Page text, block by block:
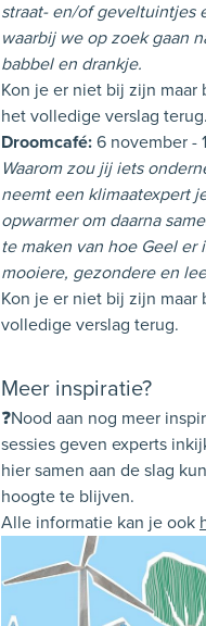
straat- en/of geveltuintjes
waarbij we op zoek gaan
babbel en drankje.
Kon je er niet bij zijn
het volledige verslag terug.
Droomcafé: 6 november -
Waarom zou jij iets
neemt een klimaatexpert
opwarmer om daarna
te maken van hoe Geel
mooiere, gezondere en
Kon je er niet bij zijn
volledige verslag terug.
Meer inspiratie?
❓Nood aan nog meer
sessies geven experts
hier samen aan de slag
hoogte te blijven.
Alle informatie kan je ook